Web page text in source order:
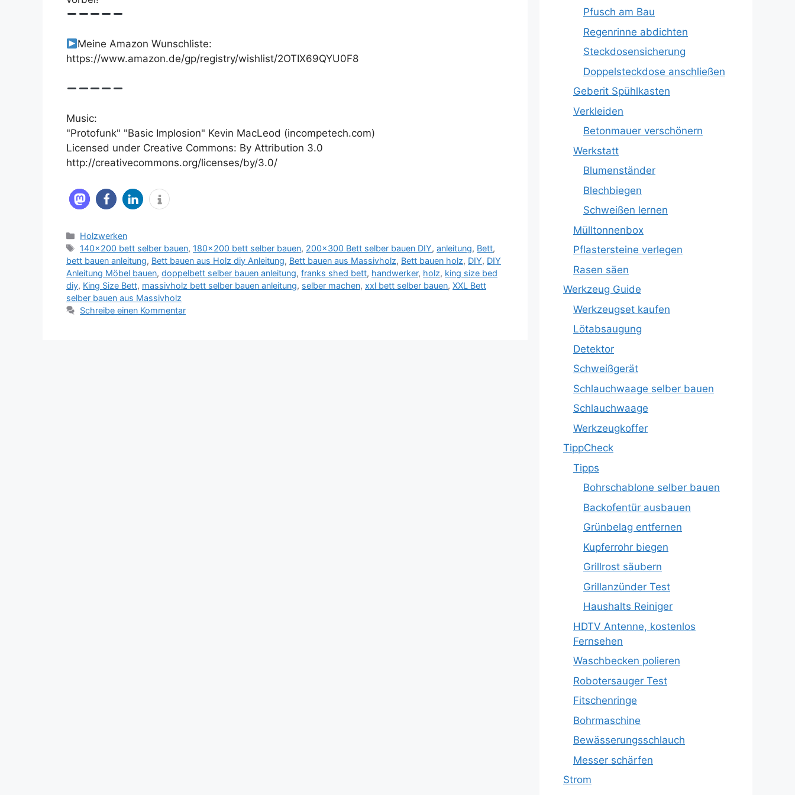
Meine Amazon Wunschliste:
https://www.amazon.de/gp/registry/wishlist/2OTIX69QYU0F8
Music:
"Protofunk" "Basic Implosion" Kevin MacLeod (incompetech.com)
Licensed under Creative Commons: By Attribution 3.0
http://creativecommons.org/licenses/by/3.0/
Kategorien
Holzwerken
Schlagwörter
140x200 bett selber bauen, 180x200 bett selber bauen, 200x300 Bett selber bauen DIY,anleitung, Bett,
bett bauen anleitung, Bett bauen aus Holz diy Anleitung, Bett bauen aus Massivholz, Bett bauen holz, DIY, DIY
Anleitung Möbel bauen, doppelbett selber bauen anleitung, franks shed bett, handwerker, holz, king size bed
diy, King Size Bett, massivholz bett selber bauen anleitung, selber machen, xxl bett selber bauen, XXL Bett
selber bauen aus Massivholz
Schreibe einen Kommentar
Pfusch am Bau
Regenrinne abdichten
Steckdosensicherung
Doppelsteckdose anschließen
Geberit Spühlkasten
Verkleiden
Betonmauer verschönern
Werkstatt
Blumenständer
Blechbiegen
Schweißen lernen
Mülltonnenbox
Pflastersteine verlegen
Rasen säen
Werkzeug Guide
Werkzeugset kaufen
Lötabsaugung
Detektor
Schweißgerät
Schlauchwaage selber bauen
Schlauchwaage
Werkzeugkoffer
TippCheck
Tipps
Bohrschablone selber bauen
Backofentür ausbauen
Grünbelag entfernen
Kupferrohr biegen
Grillrost säubern
Grillanzünder Test
Haushalts Reiniger
HDTV Antenne, kostenlos
Fernsehen
Waschbecken polieren
Robotersauger Test
Fitschenringe
Bohrmaschine
Bewässerungsschlauch
Messer schärfen
Strom